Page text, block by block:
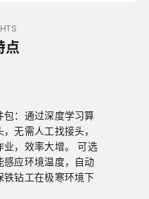
点
包：通过深度学习算
无需人工找接头，
业，效率大增。 可选
感应环境温度，自动
铁钻工在极寒环境下